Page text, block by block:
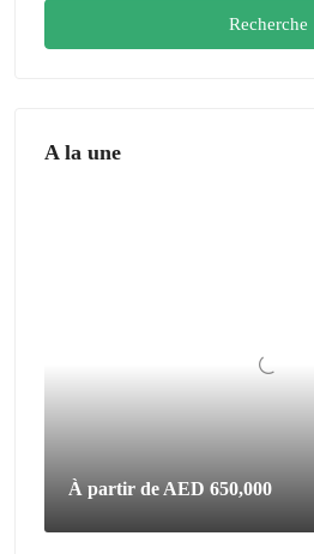
Recherche
A la une
À partir de AED 650,000